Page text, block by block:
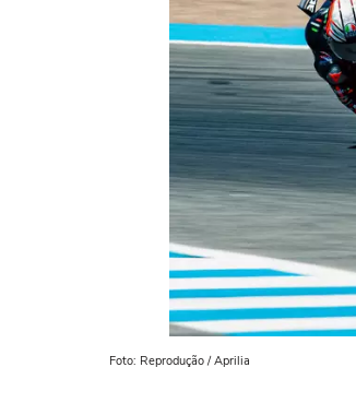
Foto: Reprodução / Aprilia